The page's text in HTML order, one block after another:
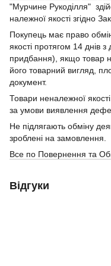
"Мурчине Рукоділля"
належної якості згідно
Покупець має право
якості протягом 14 днів
придбання), якщо товар
його товарний вигляд,
документ.
Товари неналежної
за умови виявлення
Не підлягають обміну
зроблені на замовлення.
Все по Повернення та
Відгуки